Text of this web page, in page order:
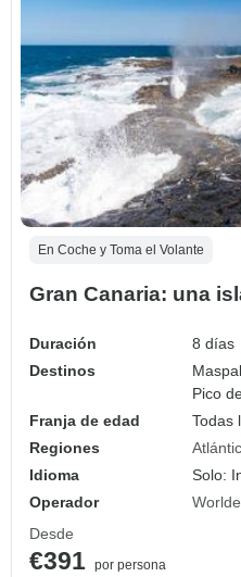
En Coche y Toma el Volante
Gran Canaria: una
Duración
8 días
Destinos
Pico
Franja de edad
Todas
Regiones
Idioma
Solo:
Operador
Desde
€391 por persona